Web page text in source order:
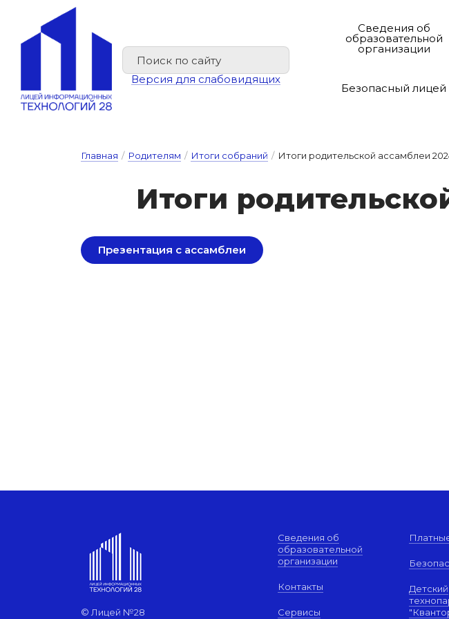
Версия для слабовидящих
Сведения об
образовательной
организации
Безопасный лицей
Главная / Родителям / Итоги собраний / Итоги родительской ассамблеи
И­то­ги
Презентация с ассамблеи
© Лицей №28
Сведения об
образовательной
организации
Контакты
Сервисы
Детский